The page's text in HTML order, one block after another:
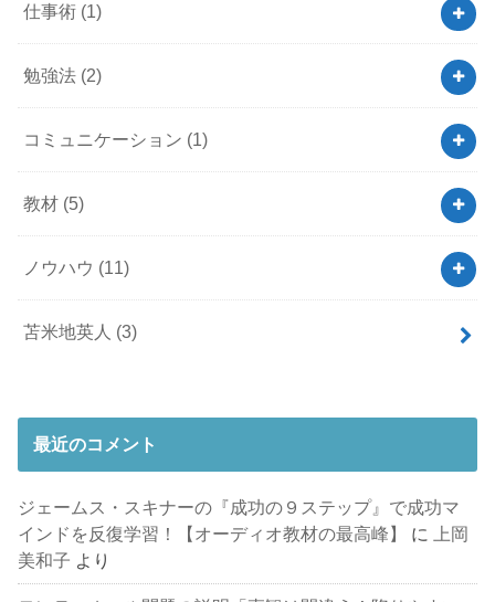
仕事術 (1)
勉強法 (2)
コミュニケーション (1)
教材 (5)
ノウハウ (11)
苫米地英人 (3)
最近のコメント
ジェームス・スキナーの『成功の９ステップ』で成功マ
インドを反復学習！【オーディオ教材の最高峰】
に
上岡
美和子 より